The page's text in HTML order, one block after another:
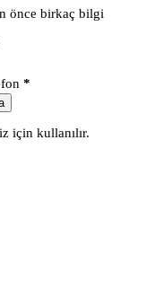
önce birkaç bilgi
*
için kullanılır.